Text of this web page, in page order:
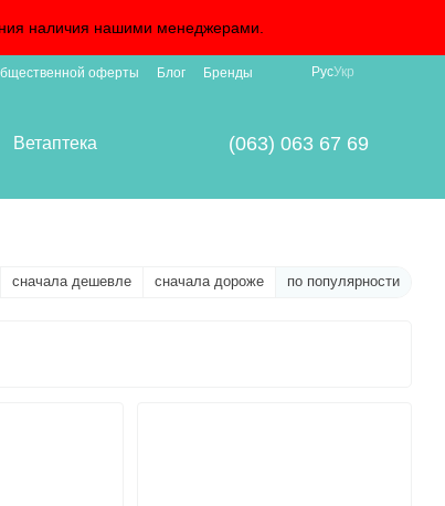
наличия нашими менеджерами.
оферты Блог
Бренды
РусУкр
Ветаптека (063) 063 67 69
сначала дешевле сначала дороже по популярности